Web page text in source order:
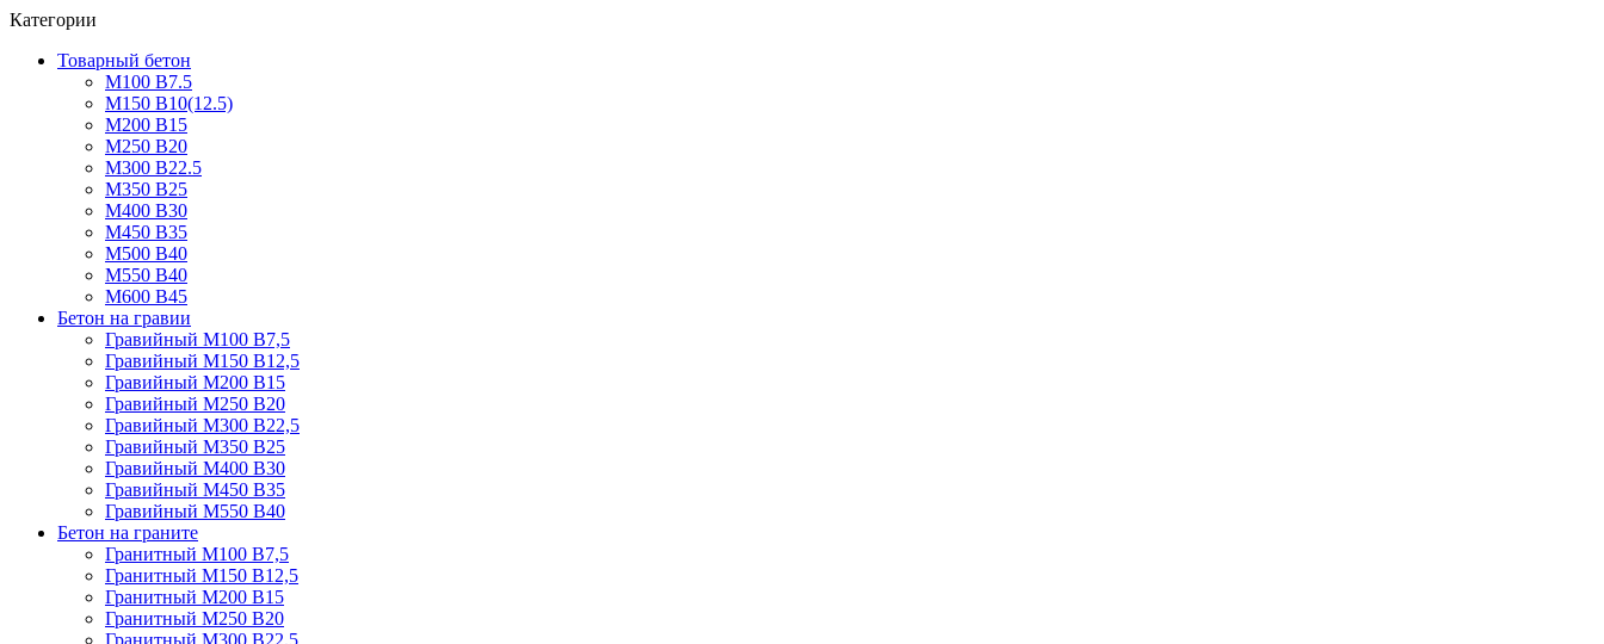
Категории
Товарный бетон
М100 В7.5
М150 В10(12.5)
М200 В15
М250 В20
М300 В22.5
М350 В25
М400 В30
М450 В35
М500 В40
М550 В40
М600 В45
Бетон на гравии
Гравийный М100 В7,5
Гравийный М150 В12,5
Гравийный М200 В15
Гравийный М250 В20
Гравийный М300 В22,5
Гравийный М350 В25
Гравийный М400 В30
Гравийный М450 В35
Гравийный М550 В40
Бетон на граните
Гранитный М100 В7,5
Гранитный М150 В12,5
Гранитный М200 В15
Гранитный М250 В20
Гранитный М300 В22,5